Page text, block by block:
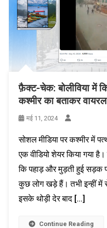
फ़ैक्ट-चेक: बोलीविया में
कश्मीर का बताकर वायरल
मई 11, 2024
सोशल मीडिया पर कश्मीर में
एक वीडियो शेयर किया गया
कि पहाड़ और मुड़ती हुई सड़क
कुछ लोग खड़े हैं। तभी इन्हीं
इसके थोड़ी देर बाद […]
Continue Reading